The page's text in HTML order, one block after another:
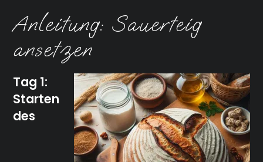
Anleitung: Sauerteig
ansetzen
Tag 1:
Starten
des